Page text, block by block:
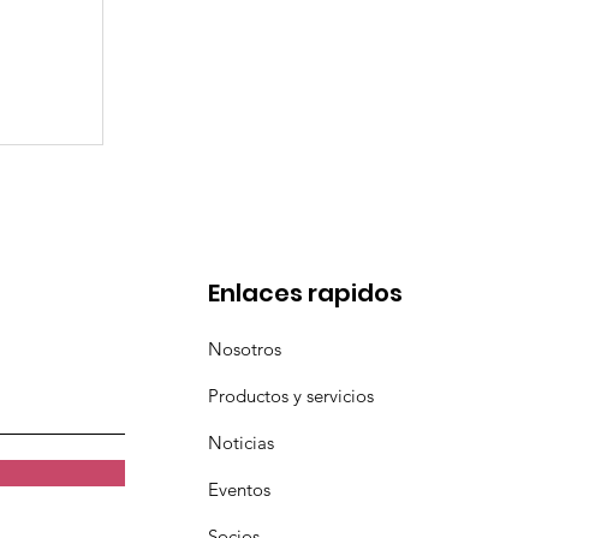
Enlaces rapidos
Nosotros
Productos y servicios
Noticias
Eventos